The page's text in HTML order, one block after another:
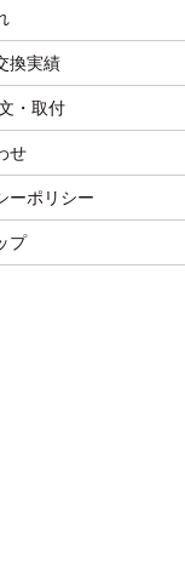
換実績
・取付
せ
ーポリシー
プ